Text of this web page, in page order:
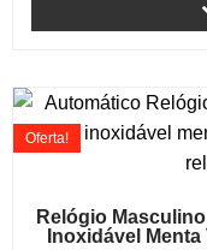
Relógio
Inoxidável
Oferta!